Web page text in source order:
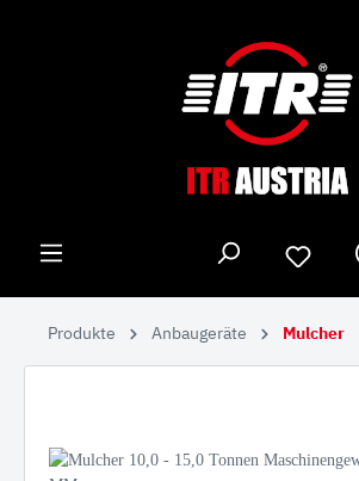
Produkte Anbaugeräte Mulcher